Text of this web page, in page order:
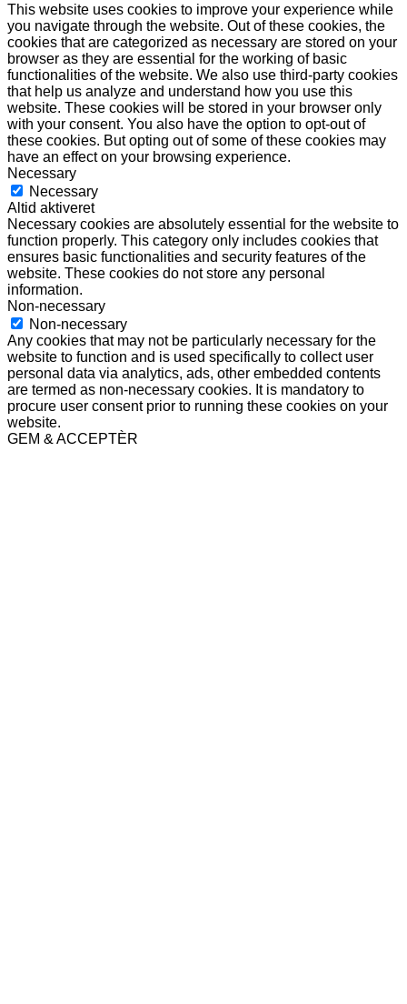
This website uses cookies to improve your experience while
you navigate through the website. Out of these cookies, the
cookies that are categorized as necessary are stored on your
browser as they are essential for the working of basic
functionalities of the website. We also use third-party cookies
that help us analyze and understand how you use this
website. These cookies will be stored in your browser only
with your consent. You also have the option to opt-out of
these cookies. But opting out of some of these cookies may
have an effect on your browsing experience.
Necessary
Necessary
Altid aktiveret
Necessary cookies are absolutely essential for the website to
function properly. This category only includes cookies that
ensures basic functionalities and security features of the
website. These cookies do not store any personal
information.
Non-necessary
Non-necessary
Any cookies that may not be particularly necessary for the
website to function and is used specifically to collect user
personal data via analytics, ads, other embedded contents
are termed as non-necessary cookies. It is mandatory to
procure user consent prior to running these cookies on your
website.
GEM & ACCEPTÈR